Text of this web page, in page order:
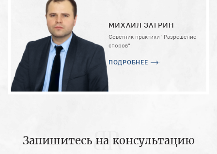
МИХАИЛ ЗАГРИН
Советник практики "Разрешение
споров"
ПОДРОБНЕЕ
Запишитесь на консультацию